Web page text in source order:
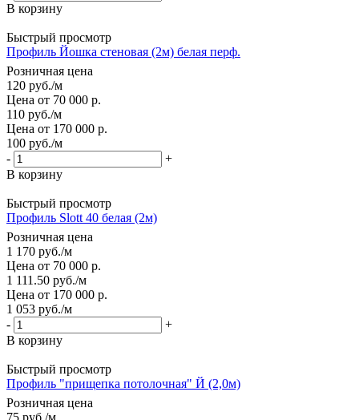
В корзину
Быстрый просмотр
Профиль Йошка стеновая (2м) белая перф.
Розничная цена
120 руб./м
Цена от 70 000 р.
110 руб./м
Цена от 170 000 р.
100 руб./м
-
+
В корзину
Быстрый просмотр
Профиль Slott 40 белая (2м)
Розничная цена
1 170 руб./м
Цена от 70 000 р.
1 111.50 руб./м
Цена от 170 000 р.
1 053 руб./м
-
+
В корзину
Быстрый просмотр
Профиль "прищепка потолочная" Й (2,0м)
Розничная цена
75 руб./м